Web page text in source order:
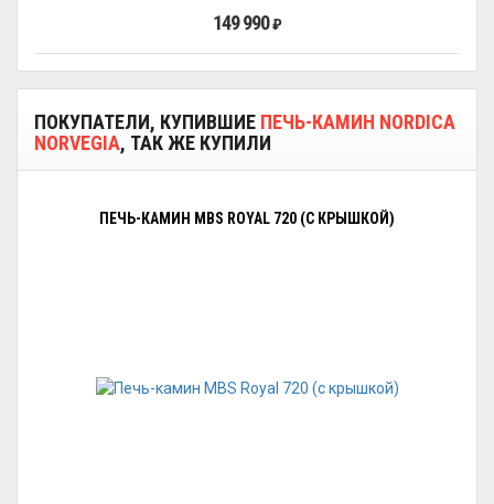
149 990₽
ПОКУПАТЕЛИ, КУПИВШИЕ ПЕЧЬ-КАМИН NORDICA
NORVEGIA, ТАК ЖЕ КУПИЛИ
ПЕЧЬ-КАМИН MBS ROYAL 720 (C КРЫШКОЙ)